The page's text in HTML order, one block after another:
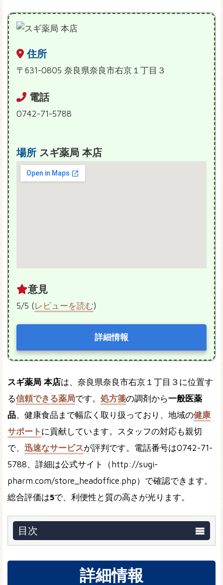
住所
〒631-0805 奈良県奈良市右京１丁目３
電話
0742-71-5788
場所 スギ薬局 本店
意見
5/5 (レビューを読む)
詳細情報
スギ薬局 本店は、奈良県奈良市右京１丁目３に位置す
る信頼できる薬局です。 処方箋の調剤から一般医薬
品、健康食品まで幅広く取り扱っており、地域の健康
サポート に貢献しています。スタッフの対応も親切
で、 迅速なサービスが評判です。電話番号は0742-71-
5788、詳細は公式サイト（http://sugi-
pharm.com/store_headoffice.php）で確認できます。
総合評価は5で、利便性と質の高さが光ります。
目次
詳細情報